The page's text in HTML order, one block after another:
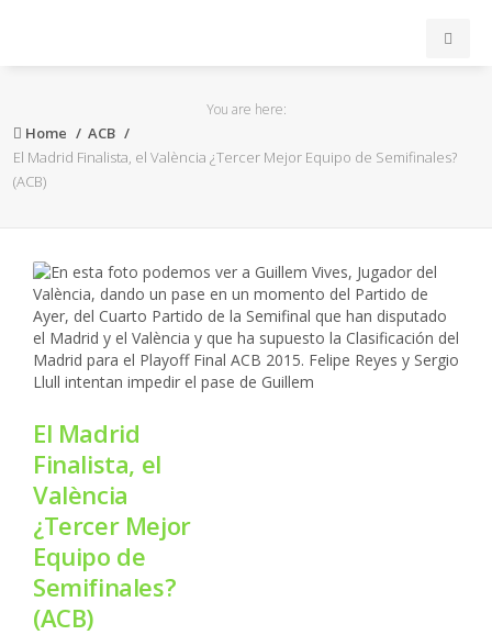
ACB
FEB
FIBA
OTROS
FORMACIÓN
NBA
MULTIMEDIA
RIO 2016
You are here:
Home
ACB
El Madrid Finalista, el València ¿Tercer Mejor Equipo de Semifinales?
(ACB)
El Madrid
Finalista, el
València
¿Tercer Mejor
Equipo de
Semifinales?
(ACB)